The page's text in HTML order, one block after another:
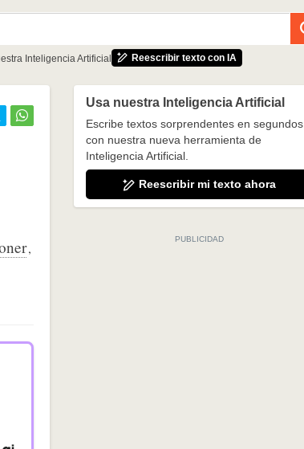
Inteligencia Artificial Reescribir texto con IA
,
Usa nuestra Inteligencia Artificial
Escribe textos sorprendentes en segundos
con nuestra nueva herramienta de
Inteligencia Artificial.
Reescribir mi texto ahora